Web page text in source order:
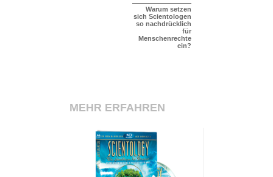
Warum setzen
sich Scientologen
so nachdrücklich
für
Menschenrechte
ein?
MEHR ERFAHREN